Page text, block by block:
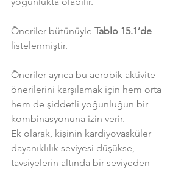
Öneriler bütünüyle Tablo 15.1’de
listelenmiştir.
Öneriler ayrıca bu aerobik aktivite
önerilerini karşılamak için hem orta
hem de şiddetli yoğunluğun bir
kombinasyonuna izin verir.
Ek olarak, kişinin kardiyovasküler
dayanıklılık seviyesi düşükse,
tavsiyelerin altında bir seviyeden